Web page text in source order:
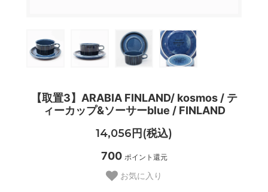
【取置3】ARABIA FINLAND/ kosmos / テ
ィーカップ&ソーサーblue / FINLAND
14,056円(税込)
700 ポイント還元
お気に入り